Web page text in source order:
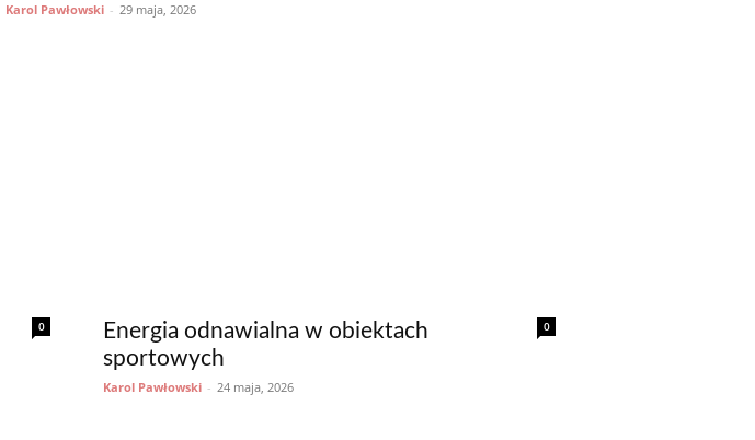
Karol Pawłowski - 29 maja, 2026
0 0
Energia odnawialna w obiektach
sportowych
Karol Pawłowski - 24 maja, 2026